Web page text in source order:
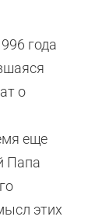
года
о
еще
Папа
этих